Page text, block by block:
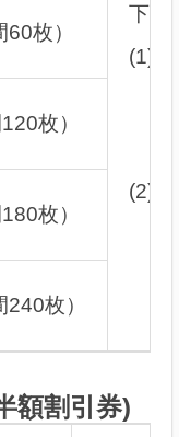
枚）
下記
枚）
枚）
枚）
額割引券)